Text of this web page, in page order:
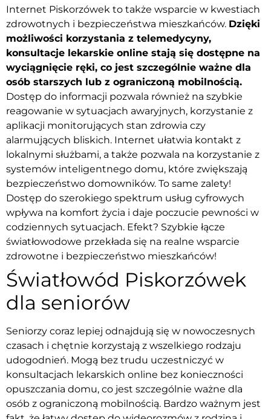
Internet Piskorzówek to także wsparcie w kwestiach
zdrowotnych i bezpieczeństwa mieszkańców. Dzięki
możliwości korzystania z telemedycyny,
konsultacje lekarskie online stają się dostępne na
wyciągnięcie ręki, co jest szczególnie ważne dla
osób starszych lub z ograniczoną mobilnością.
Dostęp do informacji pozwala również na szybkie
reagowanie w sytuacjach awaryjnych, korzystanie z
aplikacji monitorujących stan zdrowia czy
alarmujących bliskich. Internet ułatwia kontakt z
lokalnymi służbami, a także pozwala na korzystanie z
systemów inteligentnego domu, które zwiększają
bezpieczeństwo domowników. To same zalety!
Dostęp do szerokiego spektrum usług cyfrowych
wpływa na komfort życia i daje poczucie pewności w
codziennych sytuacjach. Efekt? Szybkie łącze
światłowodowe przekłada się na realne wsparcie
zdrowotne i bezpieczeństwo mieszkańców!
Światłowód Piskorzówek
dla seniorów
Seniorzy coraz lepiej odnajdują się w nowoczesnych
czasach i chętnie korzystają z wszelkiego rodzaju
udogodnień. Mogą bez trudu uczestniczyć w
konsultacjach lekarskich online bez konieczności
opuszczania domu, co jest szczególnie ważne dla
osób z ograniczoną mobilnością. Bardzo ważnym jest